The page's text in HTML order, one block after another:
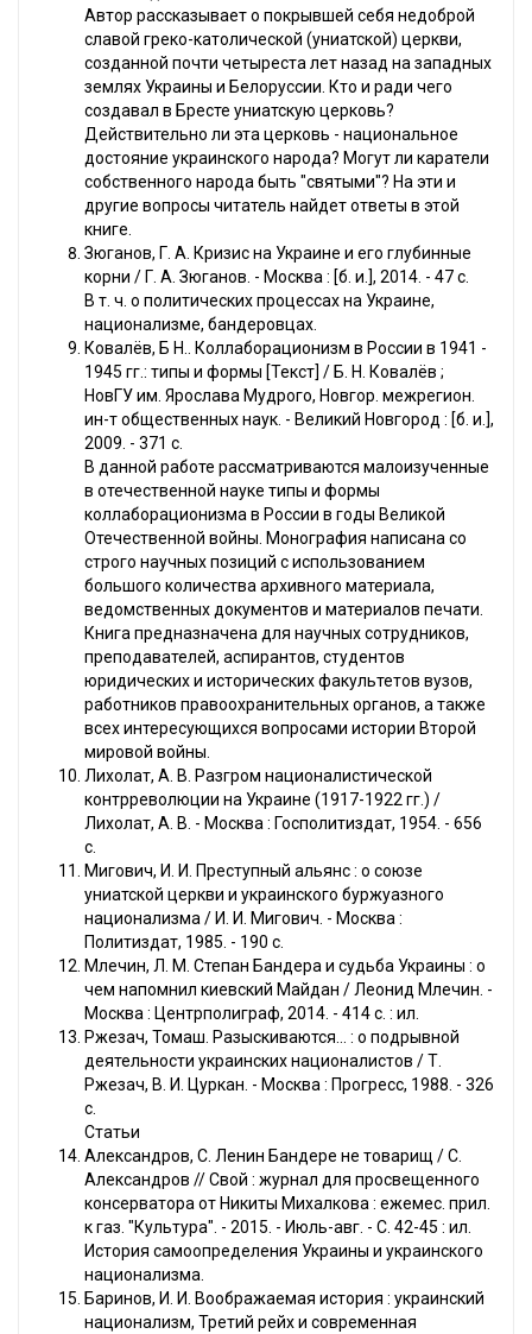
Автор рассказывает о покрывшей себя недоброй
славой греко-католической (униатской) церкви,
созданной почти четыреста лет назад на западных
землях Украины и Белоруссии. Кто и ради чего
создавал в Бресте униатскую церковь?
Действительно ли эта церковь - национальное
достояние украинского народа? Могут ли каратели
собственного народа быть "святыми"? На эти и
другие вопросы читатель найдет ответы в этой
книге.
Зюганов, Г. А. Кризис на Украине и его глубинные
корни / Г. А. Зюганов. - Москва : [б. и.], 2014. - 47 с.
В т. ч. о политических процессах на Украине,
национализме, бандеровцах.
Ковалёв, Б Н.. Коллаборационизм в России в 1941 -
1945 гг.: типы и формы [Текст] / Б. Н. Ковалёв ;
НовГУ им. Ярослава Мудрого, Новгор. межрегион.
ин-т общественных наук. - Великий Новгород : [б. и.],
2009. - 371 с.
В данной работе рассматриваются малоизученные
в отечественной науке типы и формы
коллаборационизма в России в годы Великой
Отечественной войны. Монография написана со
строго научных позиций с использованием
большого количества архивного материала,
ведомственных документов и материалов печати.
Книга предназначена для научных сотрудников,
преподавателей, аспирантов, студентов
юридических и исторических факультетов вузов,
работников правоохранительных органов, а также
всех интересующихся вопросами истории Второй
мировой войны.
Лихолат, А. В. Разгром националистической
контрреволюции на Украине (1917-1922 гг.) /
Лихолат, А. В. - Москва : Госполитиздат, 1954. - 656
с.
Мигович, И. И. Преступный альянс : о союзе
униатской церкви и украинского буржуазного
национализма / И. И. Мигович. - Москва :
Политиздат, 1985. - 190 с.
Млечин, Л. М. Степан Бандера и судьба Украины : о
чем напомнил киевский Майдан / Леонид Млечин. -
Москва : Центрполиграф, 2014. - 414 с. : ил.
Ржезач, Томаш. Разыскиваются... : о подрывной
деятельности украинских националистов / Т.
Ржезач, В. И. Цуркан. - Москва : Прогресс, 1988. - 326
с.
Статьи
Александров, С. Ленин Бандере не товарищ / С.
Александров // Свой : журнал для просвещенного
консерватора от Никиты Михалкова : ежемес. прил.
к газ. "Культура". - 2015. - Июль-авг. - С. 42-45 : ил.
История самоопределения Украины и украинского
национализма.
Баринов, И. И. Воображаемая история : украинский
национализм, Третий рейх и современная